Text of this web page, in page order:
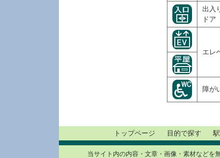
出入
ドア
エレ
障が
トップページ 目的で探す
当サイト内の内容・文章・画像・素材などを